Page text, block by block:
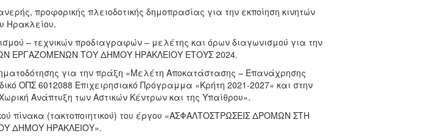
προφορικής πλειοδοτικής δημοπρασίας για την εκποίηση κινητών
Ηρακλείου.
– τεχνικών προδιαγραφών – μελέτης και όρων διαγωνισμού για την
ΕΡΓΑΖΟΜΕΝΩΝ ΤΟΥ ΔΗΜΟΥ ΗΡΑΚΛΕΙΟΥ ΕΤΟΥΣ 2024.
για την πράξη «Μελέτη Αποκατάστασης – Επανάχρησης
ΟΠΣ 6012088 Επιχειρησιακό Πρόγραμμα «Κρήτη 2021-2027» και στην
Ανάπτυξη των Αστικών Κέντρων και της Υπαίθρου».
πίνακα (τακτοποιητικού) του έργου «ΑΣΦΑΛΤΟΣΤΡΩΣΕΙΣ ΔΡΟΜΩΝ ΣΤΗ
ΔΗΜΟΥ ΗΡΑΚΛΕΙΟΥ».